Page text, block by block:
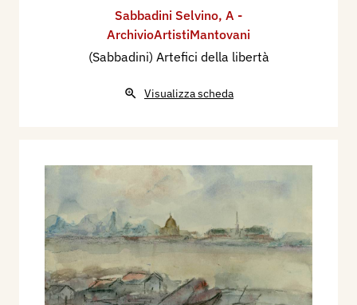
Sabbadini Selvino, A -
ArchivioArtistiMantovani
(Sabbadini) Artefici della libertà
Visualizza scheda